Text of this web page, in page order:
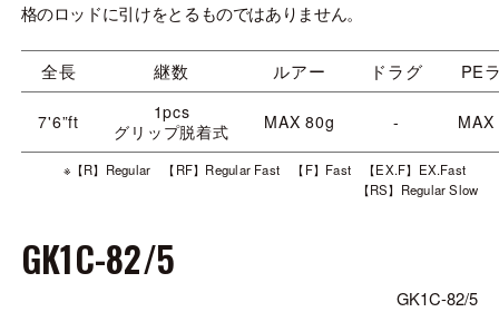
格のロッドに引けをとるものではありません。
全長 継数 ルアー ドラグ PE
7'6”ft
1pcs
グリップ脱着式
MAX 80g -
※【R】Regular 【RF】Regular Fast 【F】Fast 【EX.F】EX.Fast
【RS】Regular Slow
GK1C-82/5
GK1C-82/5